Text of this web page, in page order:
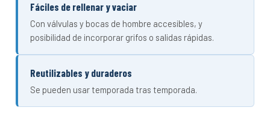
Fáciles de rellenar y vaciar
Con válvulas y bocas de hombre accesibles, y
posibilidad de incorporar grifos o salidas rápidas.
Reutilizables y duraderos
Se pueden usar temporada tras temporada.